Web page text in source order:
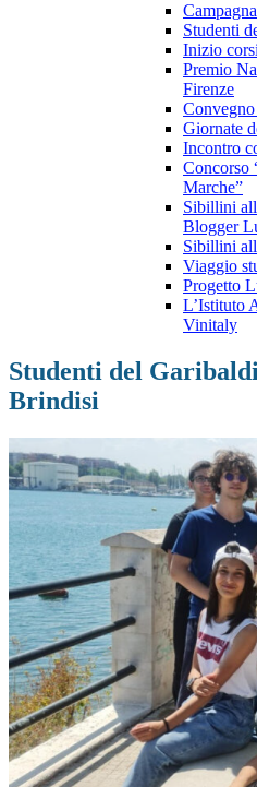
Studenti
Inizio
Premio
Firenze
Giornate
Incontro
Concorso
Marche”
Sibillini
Blogger
Sibillini
Viaggio
Progetto
L’Istituto
Vinitaly
Studenti del
Brindisi